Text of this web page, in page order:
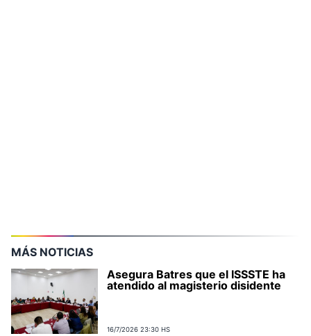
MÁS NOTICIAS
Asegura Batres que el ISSSTE ha
atendido al magisterio disidente
16/7/2026 23:30 HS